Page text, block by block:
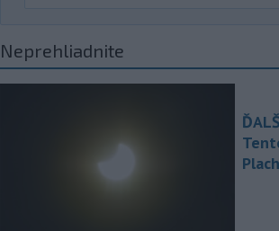
Neprehliadnite